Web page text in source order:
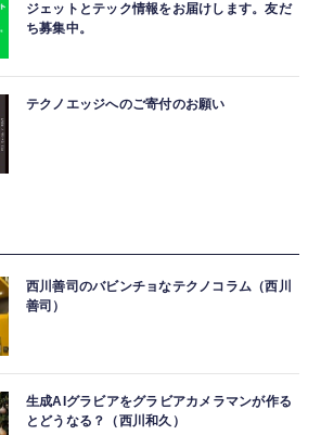
ジェットとテック情報をお届けします。友だ
ち募集中。
テクノエッジへのご寄付のお願い
西川善司のバビンチョなテクノコラム（西川
善司）
生成AIグラビアをグラビアカメラマンが作る
とどうなる？（西川和久）